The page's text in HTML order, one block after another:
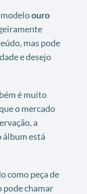
modeloouro
mas pode
e desejo
é muito
o mercado
a
álbum está
como peça de
pode chamar